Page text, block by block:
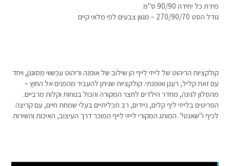
מידת כל יחידה 90/90 ס"מ
גודל הסט 270/90/70 – מגוון צבעים לפי מלאי קיים
קולקציות הריהוט של לייזי לייף הן שילוב של אופנה וריהוט עכשווי מסוגנן, ויחד
עם זאת קליל, רענן ואופנתי. קולקציות שניתן להעביר מהפנים אל החוץ –
מהסלון לגינה, מחדר הילדים לחצר המקורה והכול בנוחות וקלות מרביים.
הפריטים בלייזי ליף קלים, ניידים, רב תכליתיים בעלי שמחת חיים, עם קריצה
לכיף ו"שאנטי". המותג המקורי לייזי לייף המוכר דרך העיצוב, האיכות והשירות